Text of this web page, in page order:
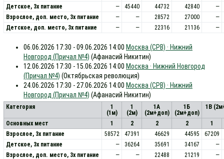
Детское, 3х питание
— 45440 44732 42840
—
Взрослое, доп. место, 3x питание
— — 28572 27000
—
Детское, доп. место, 3x питание
— — 22316 21136 —
06.06.2026 17:30 - 09.06.2026 14:00 Москва (СРВ) · Нижний
Новгород (Причал №4) (Афанасий Никитин)
12.06.2026 17:30 - 15.06.2026 14:00 Москва · Нижний Новгород
(Причал №4) (Октябрьская революция)
24.06.2026 17:30 - 27.06.2026 14:00 Москва (СРВ) · Нижний
Новгород (Причал №4) (Афанасий Никитин)
Категория
1
(1м)
1
(2м)
1А
(2м+доп)
1Б
(2м+доп)
1В
Основных мест 1 2 2 2
1
Взрослое, 3х питание
58572 47391 46629 44595
67209
Детское, 3х питание
— 36264 35691 34167
—
Взрослое, доп. место, 3x питание
— — 22488 21219
—